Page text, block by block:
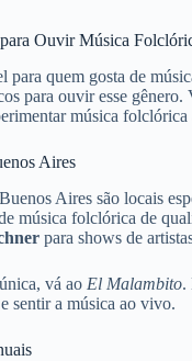
Ouvir Música
para quem gosta de
para ouvir esse gênero.
música
Aires
Aires são locais
música folclórica de
para shows de
vá ao El Malambito.
sentir a música ao vivo.